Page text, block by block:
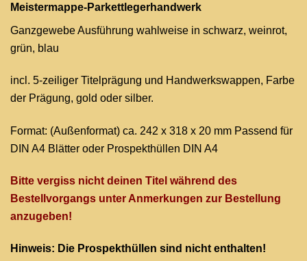
Meistermappe-Parkettlegerhandwerk
Ganzgewebe Ausführung wahlweise in schwarz, weinrot,
grün, blau
incl. 5-zeiliger Titelprägung und Handwerkswappen, Farbe
der Prägung, gold oder silber.
Format: (Außenformat) ca. 242 x 318 x 20 mm Passend für
DIN A4 Blätter oder Prospekthüllen DIN A4
Bitte vergiss nicht deinen Titel während des
Bestellvorgangs unter Anmerkungen zur Bestellung
anzugeben!
Hinweis: Die Prospekthüllen sind nicht enthalten!